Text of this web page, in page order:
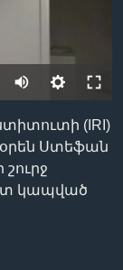
(IRI)
Ստեֆան
կապված